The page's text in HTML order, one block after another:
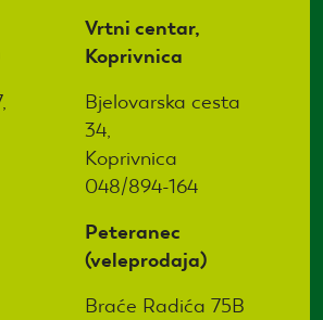
Vrtni centar,
Koprivnica
Bjelovarska cesta
34,
Koprivnica
048/894-164
Peteranec
(veleprodaja)
Braće Radića 75B